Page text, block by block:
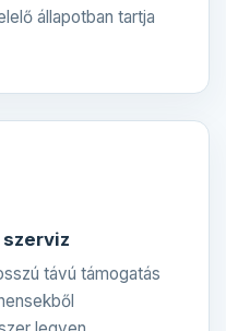
állapotban tartja
távú támogatás